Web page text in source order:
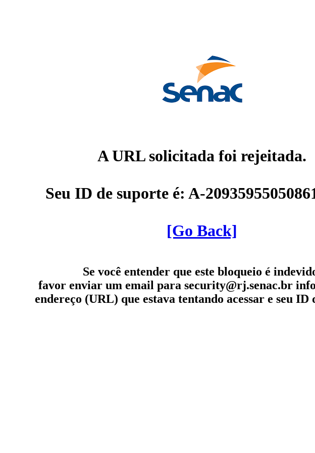
A URL solicitada foi rejeitada.
Seu ID de suporte é: A-
[Go Back]
Se você entender que este bloqueio é
favor enviar um email para security@rj.senac.br
endereço (URL) que estava tentando acessar e seu ID